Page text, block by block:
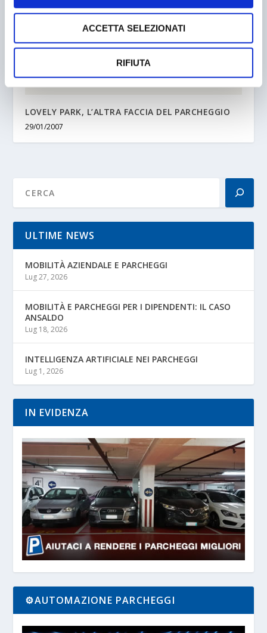
ACCETTA SELEZIONATI
RIFIUTA
LOVELY PARK, L’ALTRA FACCIA DEL PARCHEGGIO
29/01/2007
ULTIME NEWS
MOBILITÀ AZIENDALE E PARCHEGGI
Lug 27, 2026
MOBILITÀ E PARCHEGGI PER I DIPENDENTI: IL CASO
ANSALDO
Lug 18, 2026
INTELLIGENZA ARTIFICIALE NEI PARCHEGGI
Lug 1, 2026
IN EVIDENZA
⚙️AUTOMAZIONE PARCHEGGI